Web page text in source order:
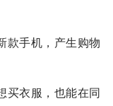
款手机，产生购物
买衣服，也能在同